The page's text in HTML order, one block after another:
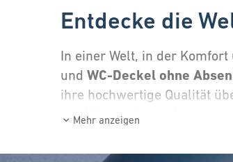
Entdecke die
In einer Welt, in der
und WC-Deckel ohne
ihre hochwertige Qualität
– schön, modern, elegant
Mehr anzeigen